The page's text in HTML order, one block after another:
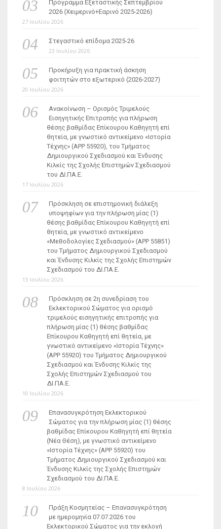
Πρόγραμμα Εξεταστικής Σεπτεμβρίου
2026 (Χειμερινό+Εαρινό 2025-2026)
27 Ιουλίου 2026
Στεγαστικό επίδομα 2025-26
23 Ιουλίου 2026
Προκήρυξη για πρακτική άσκηση
φοιτητών στο εξωτερικό (2026-2027)
20 Ιουλίου 2026
Ανακοίνωση – Ορισμός Τριμελούς
Εισηγητικής Επιτροπής για πλήρωση
θέσης βαθμίδας Επίκουρου Καθηγητή επί
θητεία, με γνωστικό αντικείμενο «Ιστορία
Τέχνης» (ΑΡΡ 55920), του Τμήματος
Δημιουργικού Σχεδιασμού και Ένδυσης
Κιλκίς της Σχολής Επιστημών Σχεδιασμού
του ΔΙ.ΠΑ.Ε.
17 Ιουλίου 2026
Πρόσκληση σε επιστημονική διάλεξη
υποψηφίων για την πλήρωση μίας (1)
θέσης βαθμίδας Επίκουρου Καθηγητή επί
θητεία, με γνωστικό αντικείμενο
«Μεθοδολογίες Σχεδιασμού» (ΑΡΡ 55851)
του Τμήματος Δημιουργικού Σχεδιασμού
και Ένδυσης Κιλκίς της Σχολής Επιστημών
Σχεδιασμού του ΔΙ.ΠΑ.Ε.
13 Ιουλίου 2026
Πρόσκληση σε 2η συνεδρίαση του
Εκλεκτορικού Σώματος για ορισμό
τριμελούς εισηγητικής επιτροπής για
πλήρωση μίας (1) θέσης βαθμίδας
Επίκουρου Καθηγητή επί θητεία, με
γνωστικό αντικείμενο «Ιστορία Τέχνης»
(ΑΡΡ 55920) του Τμήματος Δημιουργικού
Σχεδιασμού και Ένδυσης Κιλκίς της
Σχολής Επιστημών Σχεδιασμού του
ΔΙ.ΠΑ.Ε.
10 Ιουλίου 2026
Επανασυγκρότηση Εκλεκτορικού
Σώματος για την πλήρωση μίας (1) θέσης
βαθμίδας Επίκουρου Καθηγητή επί θητεία
(Νέα Θέση), με γνωστικό αντικείμενο
«Ιστορία Τέχνης» (ΑΡΡ 55920) του
Τμήματος Δημιουργικού Σχεδιασμού και
Ένδυσης Κιλκίς της Σχολής Επιστημών
Σχεδιασμού του ΔΙ.ΠΑ.Ε.
8 Ιουλίου 2026
Πράξη Κοσμητείας – Επανασυγκρότηση
με ημερομηνία 07.07.2026 του
Εκλεκτορικού Σώματος για την εκλογή